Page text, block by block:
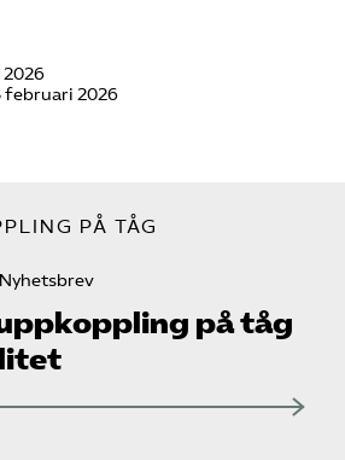
februari 2026
PÅ TÅG
Nyhetsbrev
på tåg